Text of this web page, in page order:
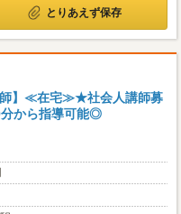
とりあえず保存
師】≪在宅≫★社会人講師募
から指導可能◎